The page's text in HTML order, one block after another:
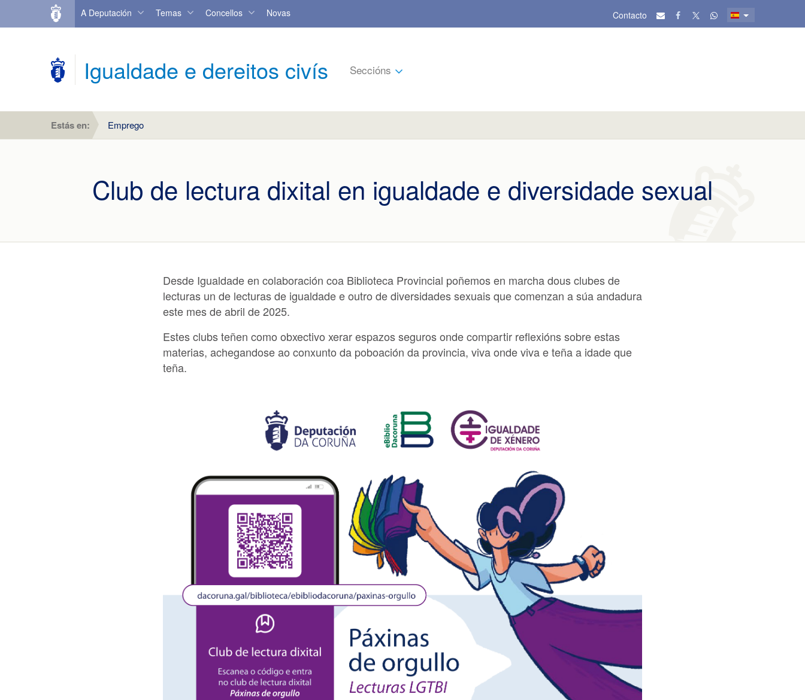
Contacto
A Deputación Temas Concellos Novas
Igualdade e dereitos civís Seccións
Estás en: Emprego
Club de lectura dixital en igualdade e diversidade sexual
Desde Igualdade en colaboración coa Biblioteca Provincial poñemos en marcha dous clubes de
lecturas un de lecturas de igualdade e outro de diversidades sexuais que comenzan a súa andadura
este mes de abril de 2025.
Estes clubs teñen como obxectivo xerar espazos seguros onde compartir reflexións sobre estas
materias, achegandose ao conxunto da poboación da provincia, viva onde viva e teña a idade que
teña.